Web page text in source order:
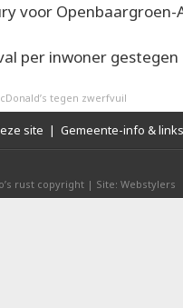
voor Openbaargroen-
per inwoner gestegen
tegen zwerfvuil
site | Gemeente-info & links
rust copyright | Site: Webstylers